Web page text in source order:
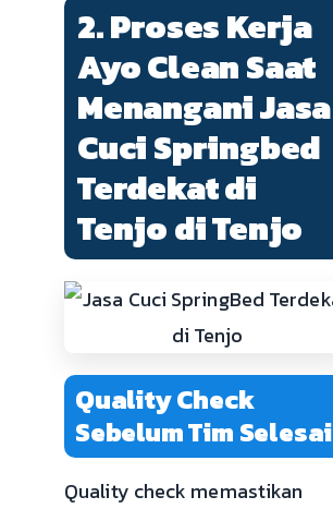
2. Proses Kerja
Ayo Clean Saat
Menangani Jasa
Cuci Springbed
Terdekat di
Tenjo di Tenjo
Quality Check
Sebelum Tim Selesai
Quality check memastikan